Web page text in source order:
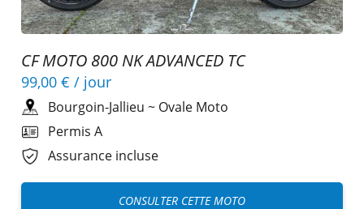
CF MOTO 800 NK ADVANCED TC
99,00 € / jour
Bourgoin-Jallieu ~ Ovale Moto
Permis A
Assurance incluse
CONSULTER CETTE MOTO